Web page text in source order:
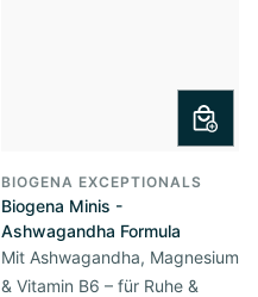
BIOGENA EXCEPTIONALS
Biogena Minis -
Ashwagandha Formula
Mit Ashwagandha, Magnesium
& Vitamin B6 – für Ruhe &